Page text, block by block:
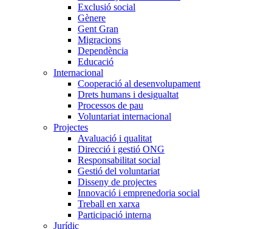
Exclusió social
Gènere
Gent Gran
Migracions
Dependència
Educació
Internacional
Cooperació al desenvolupament
Drets humans i desigualtat
Processos de pau
Voluntariat internacional
Projectes
Avaluació i qualitat
Direcció i gestió ONG
Responsabilitat social
Gestió del voluntariat
Disseny de projectes
Innovació i emprenedoria social
Treball en xarxa
Participació interna
Jurídic